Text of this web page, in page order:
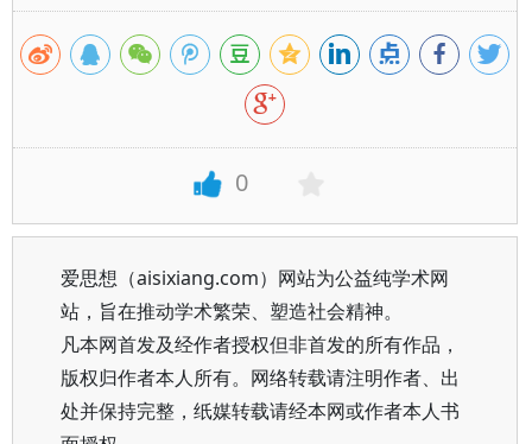
0
爱思想（aisixiang.com）网站为公益纯学术网
站，旨在推动学术繁荣、塑造社会精神。
凡本网首发及经作者授权但非首发的所有作品，
版权归作者本人所有。网络转载请注明作者、出
处并保持完整，纸媒转载请经本网或作者本人书